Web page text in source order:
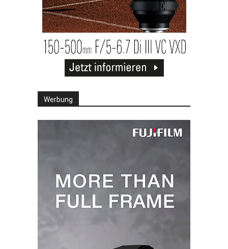
Werbung